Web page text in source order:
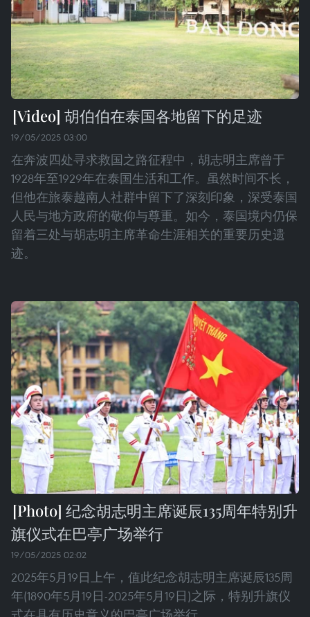
胡伯伯在泰国各地留下的足迹
19/05/2025 03:00
在奔波四处寻求救国之路征程中，胡志明主席曾于
1928年至1929年在泰国生活和工作。虽然时间不长，
但他在旅泰越南人社群中留下了深刻印象，深受泰国
人民与地方政府的敬仰与尊重。如今，泰国境内仍保
留着三处与胡志明主席革命生涯相关的重要历史遗
迹。
纪念胡志明主席诞辰135周年特别升
旗仪式在巴亭广场举行
19/05/2025 02:02
2025年5月19日上午，值此纪念胡志明主席诞辰135周
年(1890年5月19日-2025年5月19日)之际，特别升旗仪